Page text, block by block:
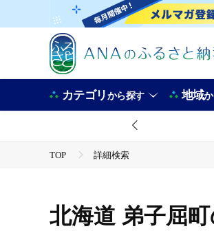
カテゴリから探す 地域
TOP 詳細検索
北海道 弟子屈